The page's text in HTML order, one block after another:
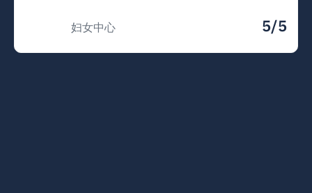
妇女中心 5/5